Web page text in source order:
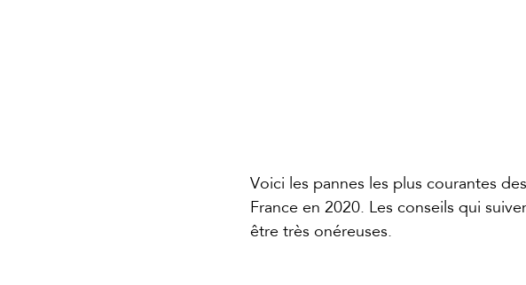
Voici les pannes les plus courantes
France en 2020. Les conseils qui
être très onéreuses.